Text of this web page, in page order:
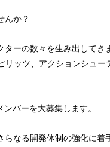
んか？
ーの数々を生み出してき
ッツ、アクションシュ
バーを大募集します。
なる開発体制の強化に着